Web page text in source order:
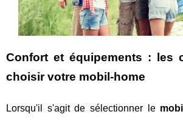
Confort et équipements : les
choisir votre mobil-home
Lorsqu'il s'agit de sélectionner le